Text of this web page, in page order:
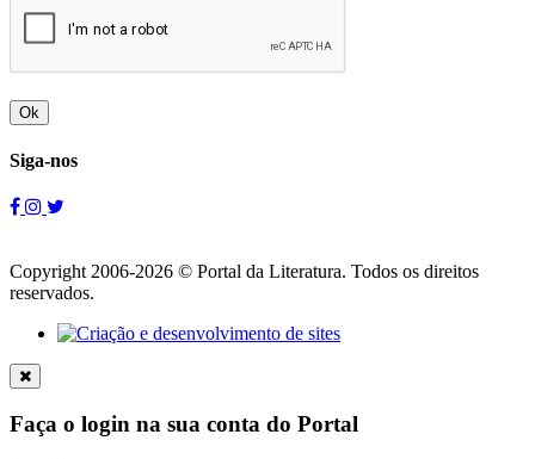
Ok
Siga-nos
Copyright 2006-2026 © Portal da Literatura. Todos os direitos
reservados.
Faça o login na sua conta do Portal